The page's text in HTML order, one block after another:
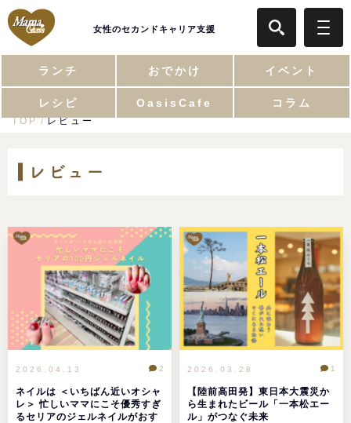
女性のセカンドキャリア支援
ランチ おでかけ イベント
レシピ OasisCafe コラム
TOP レビュー
レビュー
2026.04.13
ネイルは ＜いちばん近いオシャ
レ＞ 忙しいママにこそ優秀すぎ
るセリアのジェルネイルがおす
2 2026.03.28
【陸前高田発】東日本大震災か
ら生まれたビール「一本松エー
ル」がつなぐ未来
1